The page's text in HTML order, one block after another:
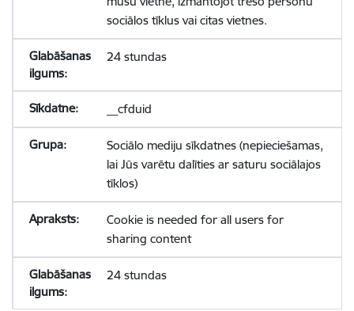
sociālos tīklus vai citas vietnes.
24 stundas
__cfduid
Sociālo mediju sīkdatnes (nepieciešamas,
lai Jūs varētu dalīties ar saturu sociālajos
tīklos)
Cookie is needed for all users for
sharing content
24 stundas